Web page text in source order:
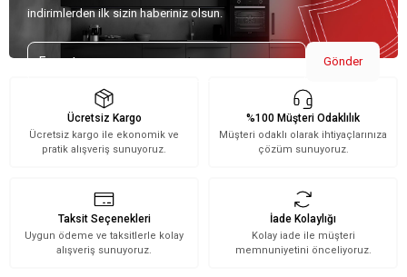
indirimlerden ilk sizin haberiniz olsun.
Gönder
Ücretsiz Kargo
Ücretsiz kargo ile ekonomik ve
pratik alışveriş sunuyoruz.
%100 Müşteri Odaklılık
Müşteri odaklı olarak ihtiyaçlarınıza
çözüm sunuyoruz.
Taksit Seçenekleri
Uygun ödeme ve taksitlerle kolay
alışveriş sunuyoruz.
İade Kolaylığı
Kolay iade ile müşteri
memnuniyetini önceliyoruz.